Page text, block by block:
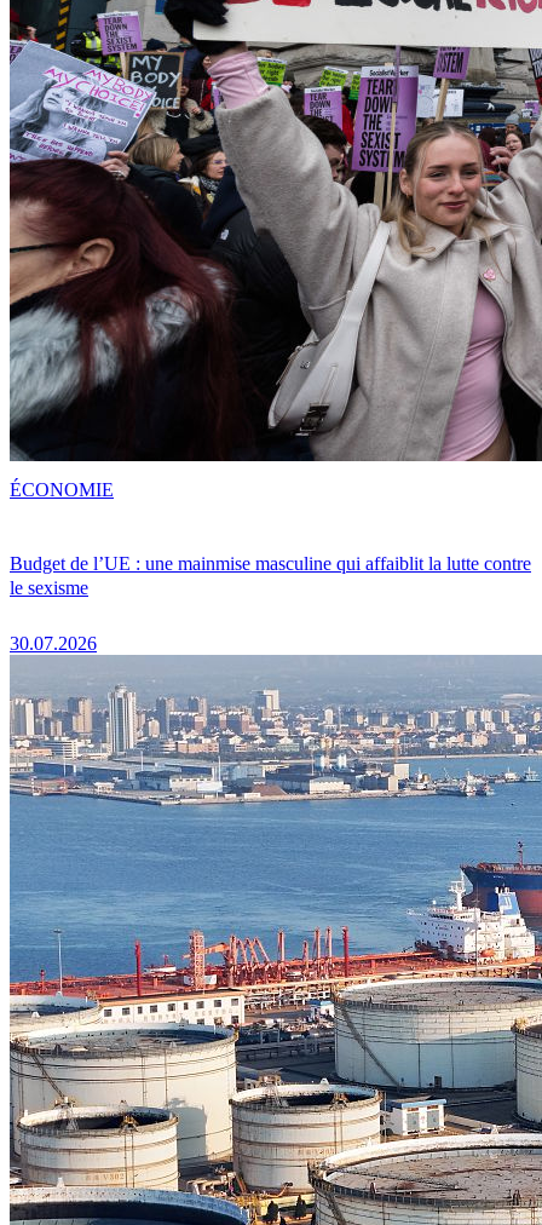
Budget de l’UE : une mainmise masculine qui affaiblit la lutte contre
le sexisme
30.07.2026
ÉCONOMIE